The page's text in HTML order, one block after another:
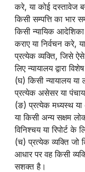
करे, या कोई दस्तावेज
किसी सम्पत्ति का भार
किसी न्यायिक
कराए या निर्वचन करे,
प्रत्येक व्यक्ति, जिसे
लिए न्यायालय द्वारा
(घ) किसी न्यायालय
प्रत्येक असेसर या
(ङ) प्रत्येक मध्यस्थ या
या किसी अन्य सक्षम लोक
विनिश्चय या रिपोर्ट के
(च) प्रत्येक व्यक्ति जो
आधार पर वह किसी
सशक्त है।